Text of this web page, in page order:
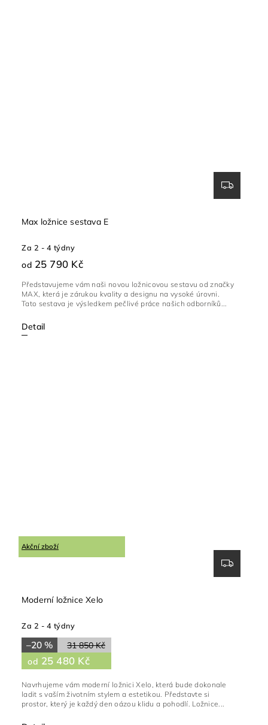
Max ložnice sestava E
Za 2 - 4 týdny
od 25 790 Kč
Detail
Představujeme vám naši novou ložnicovou sestavu od značky
MAX, která je zárukou kvality a designu na vysoké úrovni.
Tato sestava je výsledkem pečlivé práce našich odborníků...
Akční zboží
Moderní ložnice Xelo
Za 2 - 4 týdny
31 850 Kč
–20 %
od 25 480 Kč
Navrhujeme vám moderní ložnici Xelo, která bude dokonale
ladit s vaším životním stylem a estetikou. Představte si
prostor, který je každý den oázou klidu a pohodlí. Ložnice...